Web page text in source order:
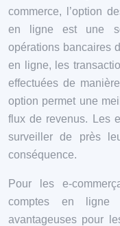
commerce, l’option
en ligne est une
opérations bancaires
en ligne, les
effectuées de
option permet une
flux de revenus. Les
surveiller de près
conséquence.
Pour les e-
comptes en ligne
avantageuses pour